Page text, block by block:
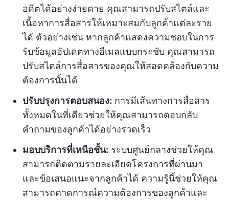
อดีตได้อย่างง่ายดาย คุณสามารถปรับสไตล์และ
เนื้อหาการสื่อสารให้เหมาะสมกับลูกค้าแต่ละราย
ได้ ตัวอย่างเช่น หากลูกค้าแสดงความชอบในการ
รับข้อมูลอัปเดตทางอีเมลแบบกระชับ คุณสามารถ
ปรับสไตล์การสื่อสารของคุณให้สอดคล้องกับความ
ต้องการนั้นได้
ปรับปรุงการตอบสนอง: การมีเส้นทางการสื่อสาร
ทั้งหมดในที่เดียวช่วยให้คุณสามารถตอบกลับ
คำถามของลูกค้าได้อย่างรวดเร็ว
มอบบริการที่เหนือชั้น: ระบบศูนย์กลางช่วยให้คุณ
สามารถติดตามรายละเอียดโครงการที่ผ่านมา
และข้อเสนอแนะจากลูกค้าได้ ความรู้นี้ช่วยให้คุณ
สามารถคาดการณ์ความต้องการของลูกค้าและ